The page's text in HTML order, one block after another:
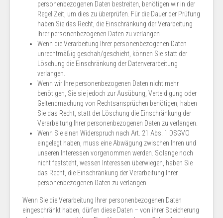
personenbezogenen Daten bestreiten, benötigen wir in der
Regel Zeit, um dies zu überprüfen. Für die Dauer der Prüfung
haben Sie das Recht, die Einschränkung der Verarbeitung
Ihrer personenbezogenen Daten zu verlangen.
Wenn die Verarbeitung Ihrer personenbezogenen Daten
unrechtmäßig geschah/geschieht, können Sie statt der
Löschung die Einschränkung der Datenverarbeitung
verlangen.
Wenn wir Ihre personenbezogenen Daten nicht mehr
benötigen, Sie sie jedoch zur Ausübung, Verteidigung oder
Geltendmachung von Rechtsansprüchen benötigen, haben
Sie das Recht, statt der Löschung die Einschränkung der
Verarbeitung Ihrer personenbezogenen Daten zu verlangen.
Wenn Sie einen Widerspruch nach Art. 21 Abs. 1 DSGVO
eingelegt haben, muss eine Abwägung zwischen Ihren und
unseren Interessen vorgenommen werden. Solange noch
nicht feststeht, wessen Interessen überwiegen, haben Sie
das Recht, die Einschränkung der Verarbeitung Ihrer
personenbezogenen Daten zu verlangen.
Wenn Sie die Verarbeitung Ihrer personenbezogenen Daten
eingeschränkt haben, dürfen diese Daten – von ihrer Speicherung